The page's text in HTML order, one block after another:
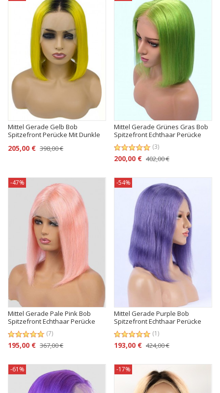
Mittel Gerade Gelb Bob
Spitzefront Perücke Mit Dunkle
398,00 €
205,00 €
Mittel Gerade Grünes Gras Bob
Spitzefront Echthaar Perücke
(3)
402,00 €
200,00 €
-47%
Mittel Gerade Pale Pink Bob
Spitzefront Echthaar Perücke
(7)
367,00 €
195,00 €
-54%
Mittel Gerade Purple Bob
Spitzefront Echthaar Perücke
(1)
424,00 €
193,00 €
-61% -17%